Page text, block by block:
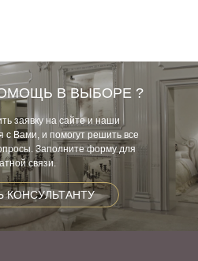
В ВЫБОРЕ ?
заявку на сайте и наши
с Вами, и помогут решить все
Заполните форму для
связи.
КОНСУЛЬТАНТУ